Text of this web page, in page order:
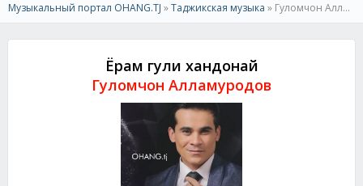
Музыкальный портал OHANG.TJ »Таджикская музыка » Гуломчон Алламуродов - Ёрам гули хандонай 2024
Ёрам гули хандонай
Гуломчон Алламуродов